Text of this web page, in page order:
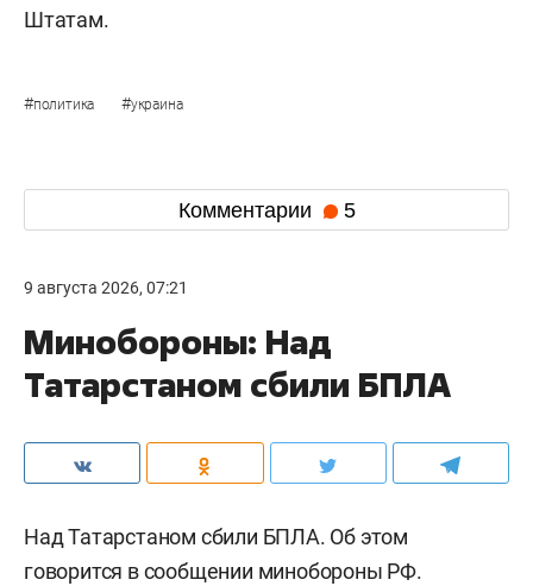
Штатам.
#политика #украина
Комментарии 5
9 августа 2026, 07:21
Минобороны: Над
Татарстаном сбили БПЛА
Над Татарстаном сбили БПЛА. Об этом
говорится всообщении минобороны РФ.